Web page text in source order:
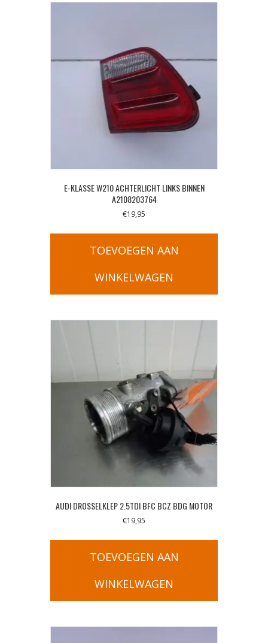
E-KLASSE W210 ACHTERLICHT LINKS BINNEN
A2108203764
€19,95
TOEVOEGEN AAN
WINKELWAGEN
AUDI DROSSELKLEP 2.5TDI BFC BCZ BDG MOTOR
€19,95
TOEVOEGEN AAN
WINKELWAGEN